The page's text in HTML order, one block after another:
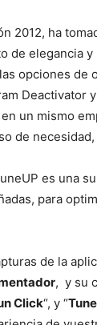
2012, ha
de elegancia
opciones de
Deactivator
un mismo
de
es una
para
de la
, y su
Click“, y “